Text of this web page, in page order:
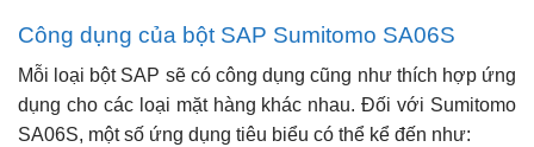
Công dụng của bột SAP Sumitomo SA06S
Mỗi loại bột SAP sẽ có công dụng cũng như thích hợp ứng
dụng cho các loại mặt hàng khác nhau. Đối với Sumitomo
SA06S, một số ứng dụng tiêu biểu có thể kể đến như: